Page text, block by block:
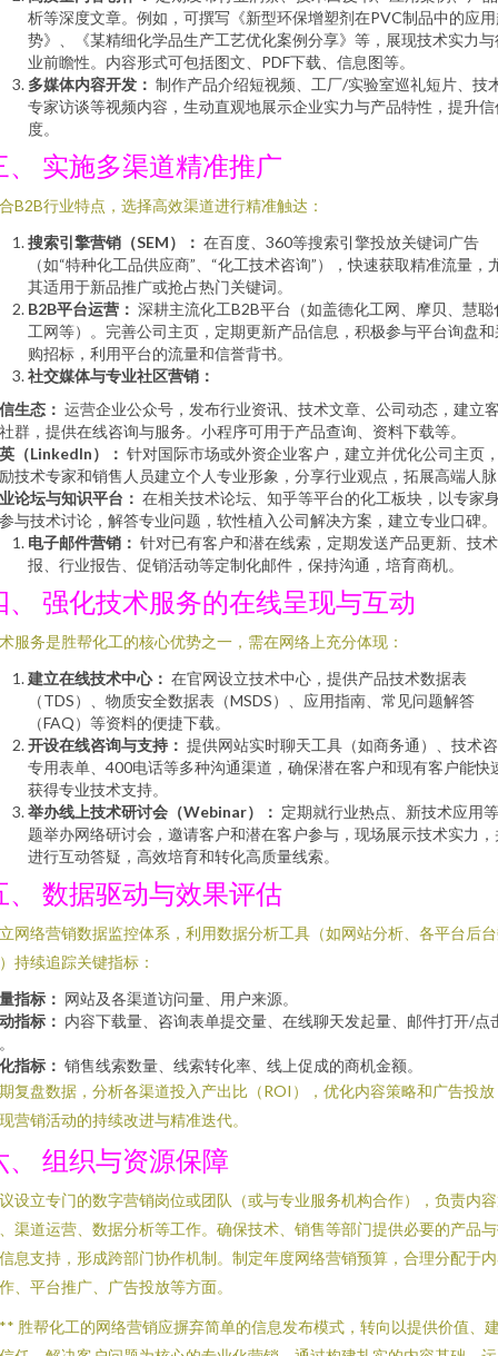
析等深度文章。例如，可撰写《新型环保增塑剂在PVC制品中的应
势》、《某精细化学品生产工艺优化案例分享》等，展现技术实力与
业前瞻性。内容形式可包括图文、PDF下载、信息图等。
多媒体内容开发： 制作产品介绍短视频、工厂/实验室巡礼短片、技
专家访谈等视频内容，生动直观地展示企业实力与产品特性，提升信
度。
、 实施多渠道精准推广
B2B行业特点，选择高效渠道进行精准触达：
搜索引擎营销（SEM）： 在百度、360等搜索引擎投放关键词广告
（如“特种化工品供应商”、“化工技术咨询”），快速获取精准流量，
其适用于新品推广或抢占热门关键词。
B2B平台运营： 深耕主流化工B2B平台（如盖德化工网、摩贝、慧聪
工网等）。完善公司主页，定期更新产品信息，积极参与平台询盘和
购招标，利用平台的流量和信誉背书。
社交媒体与专业社区营销：
生态： 运营企业公众号，发布行业资讯、技术文章、公司动态，建立
群，提供在线咨询与服务。小程序可用于产品查询、资料下载等。
（LinkedIn）： 针对国际市场或外资企业客户，建立并优化公司主页
技术专家和销售人员建立个人专业形象，分享行业观点，拓展高端人
论坛与知识平台： 在相关技术论坛、知乎等平台的化工板块，以专家
与技术讨论，解答专业问题，软性植入公司解决方案，建立专业口碑。
电子邮件营销： 针对已有客户和潜在线索，定期发送产品更新、技
报、行业报告、促销活动等定制化邮件，保持沟通，培育商机。
、 强化技术服务的在线呈现与互动
服务是胜帮化工的核心优势之一，需在网络上充分体现：
建立在线技术中心： 在官网设立技术中心，提供产品技术数据表
（TDS）、物质安全数据表（MSDS）、应用指南、常见问题解答
（FAQ）等资料的便捷下载。
开设在线咨询与支持： 提供网站实时聊天工具（如商务通）、技术
专用表单、400电话等多种沟通渠道，确保潜在客户和现有客户能快
获得专业技术支持。
举办线上技术研讨会（Webinar）： 定期就行业热点、新技术应用
题举办网络研讨会，邀请客户和潜在客户参与，现场展示技术实力，
进行互动答疑，高效培育和转化高质量线索。
、 数据驱动与效果评估
网络营销数据监控体系，利用数据分析工具（如网站分析、各平台后
持续追踪关键指标：
指标： 网站及各渠道访问量、用户来源。
指标： 内容下载量、咨询表单提交量、在线聊天发起量、邮件打开/点
指标： 销售线索数量、线索转化率、线上促成的商机金额。
复盘数据，分析各渠道投入产出比（ROI），优化内容策略和广告投放
营销活动的持续改进与精准迭代。
、 组织与资源保障
设立专门的数字营销岗位或团队（或与专业服务机构合作），负责内
渠道运营、数据分析等工作。确保技术、销售等部门提供必要的产品
息支持，形成跨部门协作机制。制定年度网络营销预算，合理分配于
、平台推广、广告投放等方面。
胜帮化工的网络营销应摒弃简单的信息发布模式，转向以提供价值、